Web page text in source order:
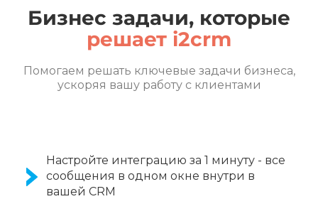
Бизнес задачи, которые
решает i2crm
Помогаем решать ключевые задачи бизнеса,
ускоряя вашу работу с клиентами
Настройте интеграцию за 1 минуту - все
сообщения в одном окне внутри в
вашей CRM